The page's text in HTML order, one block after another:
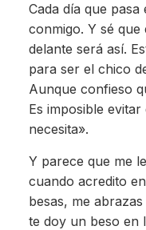
Cada día que
conmigo. Y sé
delante será así.
para ser el chico
Aunque confieso
Es imposible
necesita».
Y parece que me
cuando acredito
besas, me
te doy un beso en